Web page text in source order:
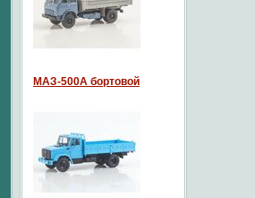
МАЗ-500А бортовой